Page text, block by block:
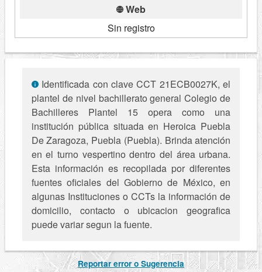
Web
Sin registro
Identificada con clave CCT 21ECB0027K, el
plantel de nivel bachillerato general Colegio de
Bachilleres Plantel 15 opera como una
institución pública situada en Heroica Puebla
De Zaragoza, Puebla (Puebla). Brinda atención
en el turno vespertino dentro del área urbana.
Esta información es recopilada por diferentes
fuentes oficiales del Gobierno de México, en
algunas Instituciones o CCTs la información de
domicilio, contacto o ubicacion geografica
puede variar segun la fuente.
Reportar error o Sugerencia